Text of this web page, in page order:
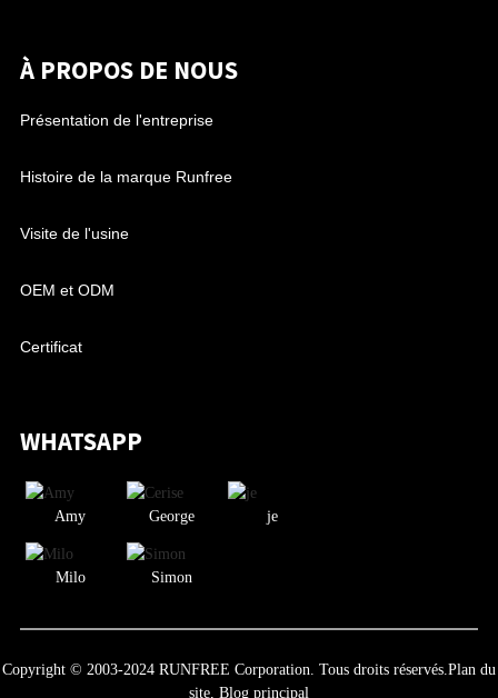
À PROPOS DE NOUS
Présentation de l'entreprise
Histoire de la marque Runfree
Visite de l'usine
OEM et ODM
Certificat
WHATSAPP
Amy George je
Milo Simon
Copyright © 2003-2024 RUNFREE Corporation. Tous droits réservés.Plan du
site, Blog principal